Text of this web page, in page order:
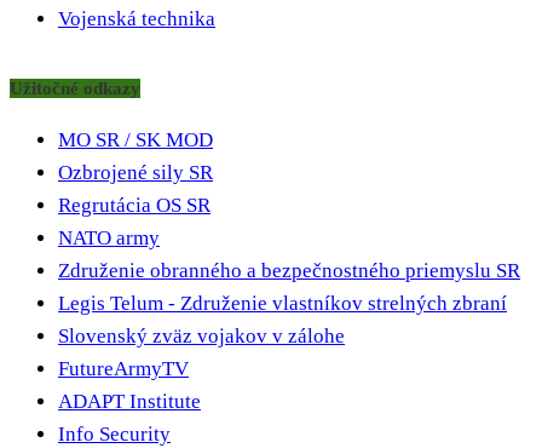
Vojenská technika
Užitočné odkazy
MO SR / SK MOD
Ozbrojené sily SR
Regrutácia OS SR
NATO army
Združenie obranného a bezpečnostného priemyslu SR
Legis Telum - Združenie vlastníkov strelných zbraní
Slovenský zväz vojakov v zálohe
FutureArmyTV
ADAPT Institute
Info Security